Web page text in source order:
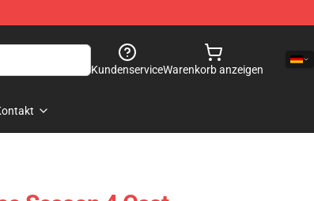
KundenserviceWarenkorb anzeigen